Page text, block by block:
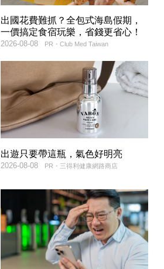
出國花費難抓？全包式海島假期，
一價搞定食宿玩樂，省錢更省心！
PR・Club Med Taiwan
2026-08-08
出遊只要帶這瓶，氣色好明亮
PR・三得利健康網路商店
2026-08-08